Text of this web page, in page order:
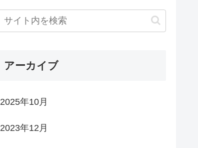
アーカイブ
2025年10月
2023年12月